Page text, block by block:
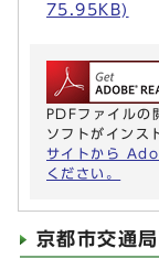
75.95KB)
PDFファイル
ソフトがインス
サイトから
ください。
京都市交通